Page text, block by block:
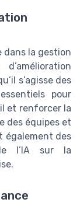
dans la gestion
s’agisse des
pour
et renforcer la
des équipes et
également des
l’IA sur la